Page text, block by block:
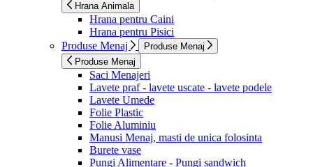
Hrana Animala
Hrana pentru Caini
Hrana pentru Pisici
Produse Menaj
Produse Menaj
Produse Menaj
Saci Menajeri
Lavete praf - lavete uscate - lavete podele
Lavete Umede
Folie Plastic
Folie Aluminiu
Manusi Menaj, masti de unica folosinta
Burete vase
Pungi Alimentare - Pungi sandwich